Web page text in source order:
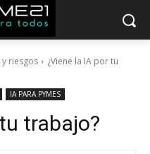
riesgos
¿Viene la IA por tu
IA PARA PYMES
trabajo?